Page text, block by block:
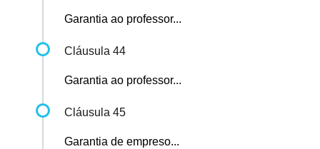
Garantia ao professor...
Cláusula 44
Garantia ao professor...
Cláusula 45
Garantia de empreso...